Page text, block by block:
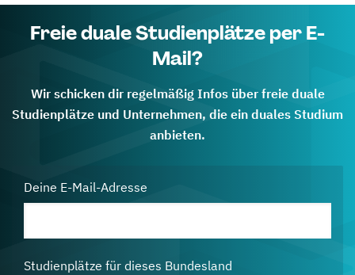
Freie duale Studienplätze per E-
Mail?
Wir schicken dir regelmäßig Infos über freie duale
Studienplätze und Unternehmen, die ein duales Studium
anbieten.
Deine E-Mail-Adresse
Studienplätze für dieses Bundesland